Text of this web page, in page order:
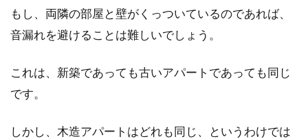
もし、両隣の部屋と壁がくっついているのであれば、
音漏れを避けることは難しいでしょう。
これは、新築であっても古いアパートであっても同じ
です。
しかし、木造アパートはどれも同じ、というわけでは